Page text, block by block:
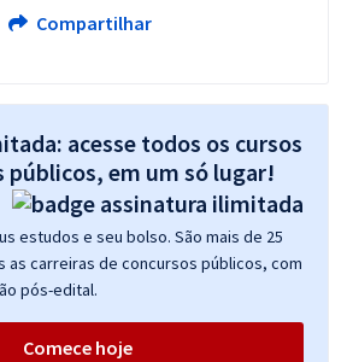
Compartilhar
acesse todos os cursos
públicos, em um só lugar!
estudos e seu bolso. São mais de 25
as carreiras de concursos públicos, com
pós-edital.
Comece hoje